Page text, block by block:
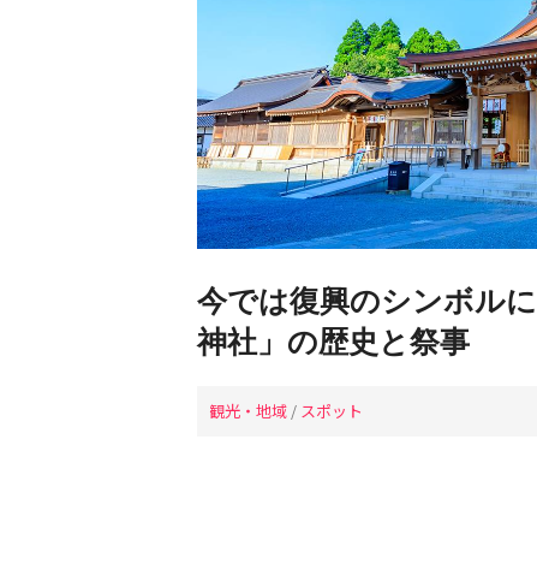
今では復興のシンボル
神社」の歴史と祭事
観光・地域 / スポット